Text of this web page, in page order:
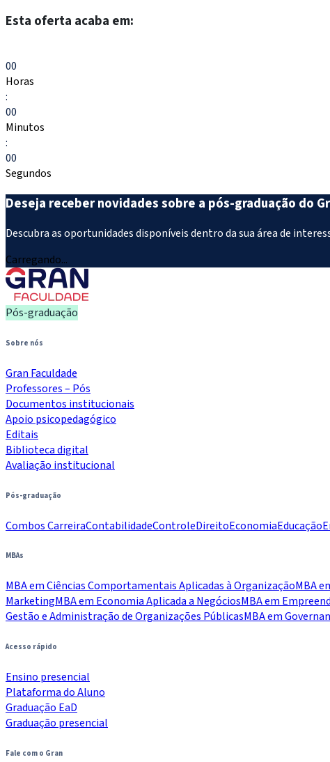
Esta oferta acaba em:
00
Horas
:
00
Minutos
:
00
Segundos
Deseja receber novidades sobre a pós-graduação do
Descubra as oportunidades disponíveis dentro da sua área de
Carregando...
Pós-graduação
Sobre nós
Gran Faculdade
Professores – Pós
Documentos institucionais
Apoio psicopedagógico
Editais
Biblioteca digital
Avaliação institucional
Pós-graduação
Combos CarreiraContabilidadeControleDireitoEconomiaEducação
MBAs
MBA em Ciências Comportamentais Aplicadas à OrganizaçãoMBA
MarketingMBA em Economia Aplicada a NegóciosMBA em
Gestão e Administração de Organizações PúblicasMBA em
Acesso rápido
Ensino presencial
Plataforma do Aluno
Graduação EaD
Graduação presencial
Fale com o Gran